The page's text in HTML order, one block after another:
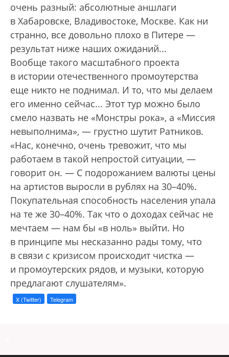
очень разный: абсолютные аншлаги
в Хабаровске, Владивостоке, Москве. Как ни
странно, все довольно плохо в Питере —
результат ниже наших ожиданий...
Вообще такого масштабного проекта
в истории отечественного промоутерства
еще никто не поднимал. И то, что мы делаем
его именно сейчас... Этот тур можно было
смело назвать не «Монстры рока», а «Миссия
невыполнима», — грустно шутит Ратников.
«Нас, конечно, очень тревожит, что мы
работаем в такой непростой ситуации, —
говорит он. — С подорожанием валюты цены
на артистов выросли в рублях на 30–40%.
Покупательная способность населения упала
на те же 30–40%. Так что о доходах сейчас не
мечтаем — нам бы «в ноль» выйти. Но
в принципе мы несказанно рады тому, что
в связи с кризисом происходит чистка —
и промоутерских рядов, и музыки, которую
предлагают слушателям».
X (Twitter) Telegram